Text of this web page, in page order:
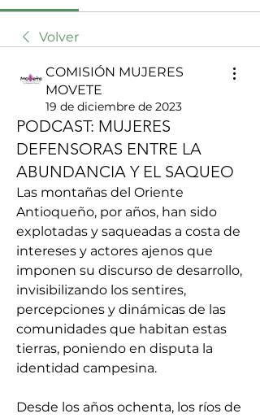
Volver
COMISIÓN MUJERES
MOVETE
19 de diciembre de 2023
PODCAST: MUJERES
DEFENSORAS ENTRE LA
ABUNDANCIA Y EL SAQUEO
Las montañas del Oriente
Antioqueño, por años, han sido
explotadas y saqueadas a costa de
intereses y actores ajenos que
imponen su discurso de desarrollo,
invisibilizando los sentires,
percepciones y dinámicas de las
comunidades que habitan estas
tierras, poniendo en disputa la
identidad campesina.
Desde los años ochenta, los ríos de